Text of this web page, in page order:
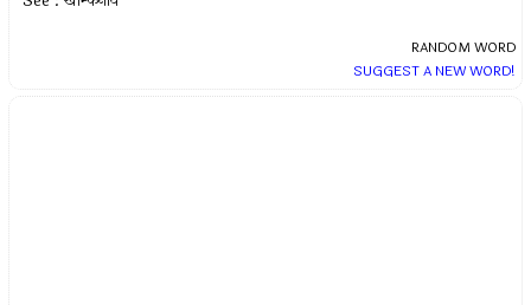
RANDOM WORD
SUGGEST A NEW WORD!